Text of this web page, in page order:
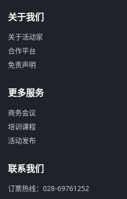
关于我们
关于活动家
合作平台
免责声明
更多服务
商务会议
培训课程
活动发布
联系我们
订票热线：028-69761252